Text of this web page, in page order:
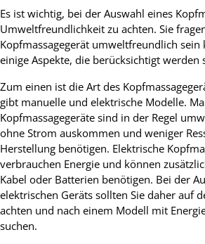
Es ist wichtig, bei der Auswahl eines
Umweltfreundlichkeit zu achten. Sie
Kopfmassagegerät umweltfreundlich sein
einige Aspekte, die berücksichtigt werden
Zum einen ist die Art des
gibt manuelle und elektrische Modelle.
Kopfmassagegeräte sind in der Regel
ohne Strom auskommen und weniger
Herstellung benötigen. Elektrische
verbrauchen Energie und können
Kabel oder Batterien benötigen. Bei der
elektrischen Geräts sollten Sie daher auf
achten und nach einem Modell mit
suchen.